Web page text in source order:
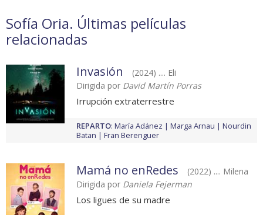
Sofía Oria. Últimas películas
relacionadas
Invasión
(2024) .... Eli
Dirigida por David Martín Porras
Irrupción extraterrestre
REPARTO: María Adánez Marga Arnau
Nourdin
Batan
Fran Berenguer
Mamá no enRedes
(2022) .... Milena
Dirigida por Daniela Fejerman
Los ligues de su madre